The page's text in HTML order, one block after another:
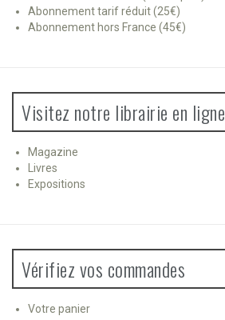
Abonnement tarif réduit (25€)
Abonnement hors France (45€)
Visitez notre librairie en ligne
Magazine
Livres
Expositions
Vérifiez vos commandes
Votre panier